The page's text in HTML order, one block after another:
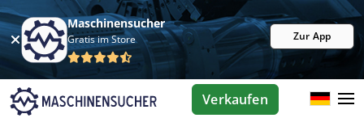
Maschinensucher
Gratis im Store Zur App
Verkaufen